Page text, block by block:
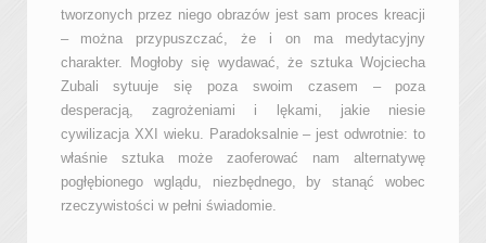
tworzonych przez niego obrazów jest sam proces kreacji
– można przypuszczać, że i on ma medytacyjny
charakter. Mogłoby się wydawać, że sztuka Wojciecha
Zubali sytuuje się poza swoim czasem – poza
desperacją, zagrożeniami i lękami, jakie niesie
cywilizacja XXI wieku. Paradoksalnie – jest odwrotnie: to
właśnie sztuka może zaoferować nam alternatywę
pogłębionego wglądu, niezbędnego, by stanąć wobec
rzeczywistości w pełni świadomie.